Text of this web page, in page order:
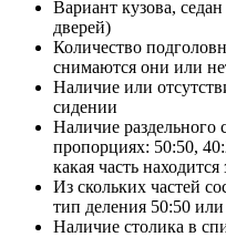
Вариант кузова,
дверей)
Количество
снимаются они или
Наличие или
сидении
Наличие раздельного
пропорциях: 50:50,
какая часть
Из скольких частей
тип деления 50:50
Наличие столика в